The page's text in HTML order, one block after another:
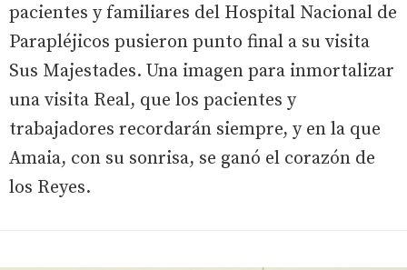
pacientes y familiares del Hospital Nacional de
Parapléjicos pusieron punto final a su visita
Sus Majestades. Una imagen para inmortalizar
una visita Real, que los pacientes y
trabajadores recordarán siempre, y en la que
Amaia, con su sonrisa, se ganó el corazón de
los Reyes.